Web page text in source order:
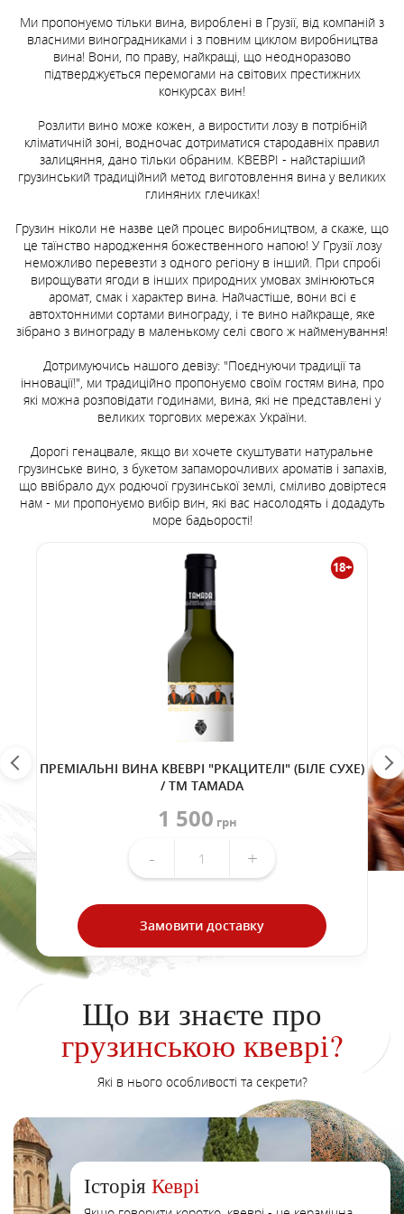
Замовити доставку
- +
Замовити доставку
Замовити доставку
- +
Замовити доставку
- +
Замовити доставку
Ми пропонуємо тільки вина, вироблені в Грузії, від компаній з
власними виноградниками і з повним циклом виробництва
вина! Вони, по праву, найкращі, що неодноразово
підтверджується перемогами на світових престижних
конкурсах вин!
Розлити вино може кожен, а виростити лозу в потрібній
кліматичній зоні, водночас дотриматися стародавніх правил
залицяння, дано тільки обраним. КВЕВРІ - найстаріший
грузинський традиційний метод виготовлення вина у великих
глиняних глечиках!
Грузин ніколи не назве цей процес виробництвом, а скаже, що
це таїнство народження божественного напою! У Грузії лозу
неможливо перевезти з одного регіону в інший. При спробі
вирощувати ягоди в інших природних умовах змінюються
аромат, смак і характер вина. Найчастіше, вони всі є
автохтонними сортами винограду, і те вино найкраще, яке
зібрано з винограду в маленькому селі свого ж найменування!
Дотримуючись нашого девізу: "Поєднуючи традиції та
інновації!", ми традиційно пропонуємо своїм гостям вина, про
які можна розповідати годинами, вина, які не представлені у
великих торгових мережах України.
Дорогі генацвале, якщо ви хочете скуштувати натуральне
грузинське вино, з букетом запаморочливих ароматів і запахів,
що ввібрало дух родючої грузинської землі, сміливо довіртеся
нам - ми пропонуємо вибір вин, які вас насолодять і додадуть
море бадьорості!
18+
ПРЕМІАЛЬНІ ВИНА КВЕВРІ "РКАЦИТЕЛІ" (БІЛЕ СУХЕ)
/ TM TAMADA
1 500 грн
- +
Замовити доставку
Що ви знаєте про
грузинською квеврі?
Які в нього особливості та секрети?
Історія Кеврі